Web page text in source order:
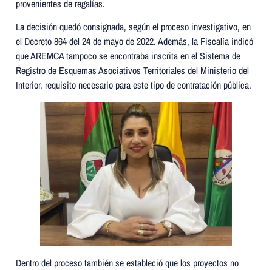
provenientes de regalías.
La decisión quedó consignada, según el proceso investigativo, en
el Decreto 864 del 24 de mayo de 2022. Además, la Fiscalía indicó
que AREMCA tampoco se encontraba inscrita en el Sistema de
Registro de Esquemas Asociativos Territoriales del Ministerio del
Interior, requisito necesario para este tipo de contratación pública.
Dentro del proceso también se estableció que los proyectos no